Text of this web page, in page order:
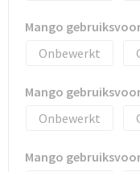
Sport en Recreatie
Kledingaccessoires
Mango
Onbewerkt
Mango
Onbewerkt
Mango